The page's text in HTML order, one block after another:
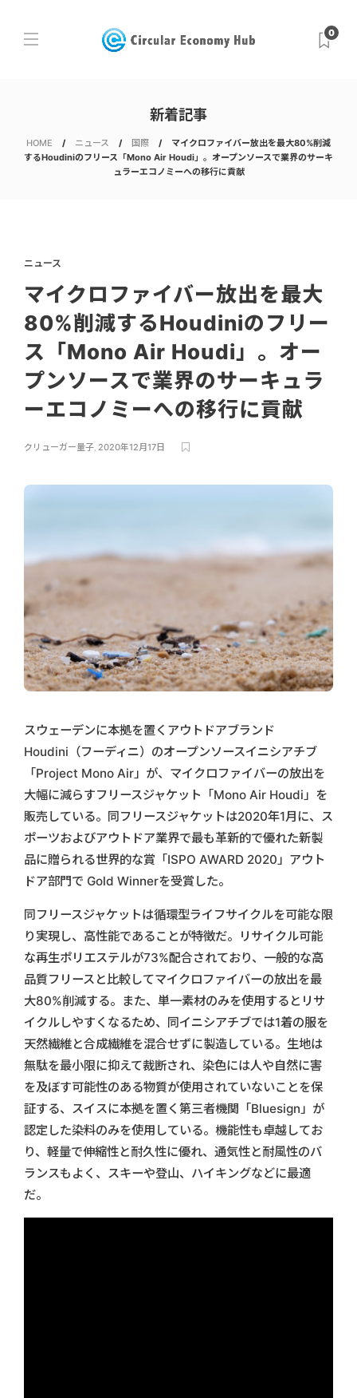
0
新着記事
HOME ニュース 国際
マイクロファイバー放出を最大80%削減
するHoudiniのフリース「Mono Air Houdi」。オープンソースで業界のサーキ
ュラーエコノミーへの移行に貢献
ニュース
マイクロファイバー放出を最大
80%削減するHoudiniのフリー
ス「Mono Air Houdi」。オー
プンソースで業界のサーキュラ
ーエコノミーへの移行に貢献
クリューガー量子, 2020年12月17日
スウェーデンに本拠を置くアウトドアブランド
Houdini（フーディニ）のオープンソースイニシアチブ
「Project Mono Air」が、マイクロファイバーの放出を
大幅に減らすフリースジャケット「Mono Air Houdi」を
販売している。同フリースジャケットは2020年1月に、ス
ポーツおよびアウトドア業界で最も革新的で優れた新製
品に贈られる世界的な賞「ISPO AWARD 2020」アウト
ドア部門で Gold Winnerを受賞した。
同フリースジャケットは循環型ライフサイクルを可能な限
り実現し、高性能であることが特徴だ。リサイクル可能
な再生ポリエステルが73%配合されており、一般的な高
品質フリースと比較してマイクロファイバーの放出を最
大80%削減する。また、単一素材のみを使用するとリサ
イクルしやすくなるため、同イニシアチブでは1着の服を
天然繊維と合成繊維を混合せずに製造している。生地は
無駄を最小限に抑えて裁断され、染色には人や自然に害
を及ぼす可能性のある物質が使用されていないことを保
証する、スイスに本拠を置く第三者機関「Bluesign」が
認定した染料のみを使用している。機能性も卓越してお
り、軽量で伸縮性と耐久性に優れ、通気性と耐風性のバ
ランスもよく、スキーや登山、ハイキングなどに最適
だ。